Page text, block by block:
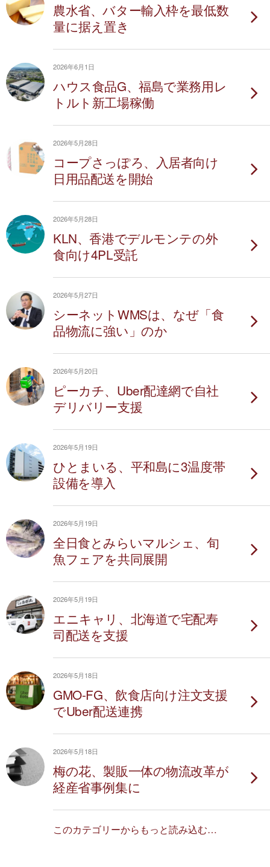
農水省、バター輸入枠を最低数
量に据え置き
2026年6月1日
ハウス食品G、福島で業務用レ
トルト新工場稼働
2026年5月28日
コープさっぽろ、入居者向け
日用品配送を開始
2026年5月28日
KLN、香港でデルモンテの外
食向け4PL受託
2026年5月27日
シーネットWMSは、なぜ「食
品物流に強い」のか
2026年5月20日
ピーカチ、Uber配達網で自社
デリバリー支援
2026年5月19日
ひとまいる、平和島に3温度帯
設備を導入
2026年5月19日
全日食とみらいマルシェ、旬
魚フェアを共同展開
2026年5月19日
エニキャリ、北海道で宅配寿
司配送を支援
2026年5月18日
GMO-FG、飲食店向け注文支援
でUber配送連携
2026年5月18日
梅の花、製販一体の物流改革が
経産省事例集に
このカテゴリーからもっと読み込む…